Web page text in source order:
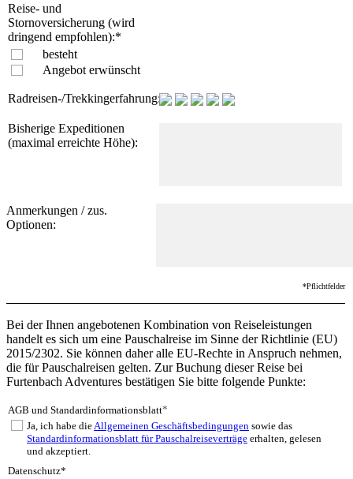
Reise- und
Stornoversicherung (wird
dringend empfohlen):*
besteht
Angebot erwünscht
Radreisen-/Trekkingerfahrung:
Bisherige Expeditionen
(maximal erreichte Höhe):
Anmerkungen / zus.
Optionen:
*Pflichtfelder
Bei der Ihnen angebotenen Kombination von Reiseleistungen
handelt es sich um eine Pauschalreise im Sinne der Richtlinie (EU)
2015/2302. Sie können daher alle EU-Rechte in Anspruch nehmen,
die für Pauschalreisen gelten. Zur Buchung dieser Reise bei
Furtenbach Adventures bestätigen Sie bitte folgende Punkte:
AGB und Standardinformationsblatt*
Ja, ich habe die Allgemeinen Geschäftsbedingungen sowie das
Standardinformationsblatt für Pauschalreiseverträge erhalten, gelesen
und akzeptiert.
Datenschutz*